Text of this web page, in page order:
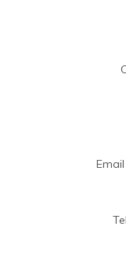
Email